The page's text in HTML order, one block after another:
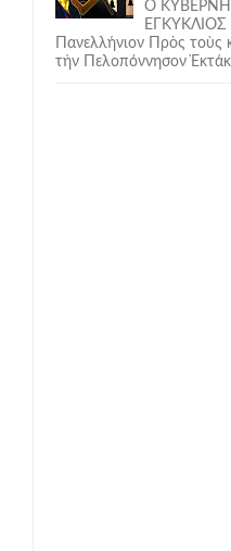
Ο
ΕΓΚΥΚΛΙΟΣ
Πανελλήνιον Πρὸς τοὺς
τὴν Πελοπόννησον